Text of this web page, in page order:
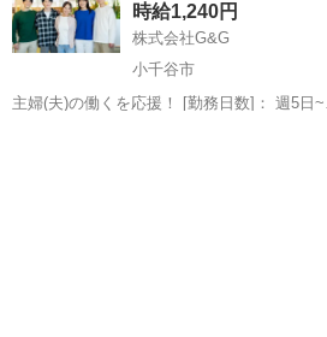
フ100名以上の...
時給1,240円
株式会社G&G
小千谷市
主婦(夫)の働くを応援！ [勤務日数]： 週5日~